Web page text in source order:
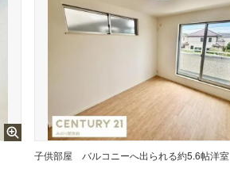
子供部屋 バルコニーへ出られる約5.6帖洋室